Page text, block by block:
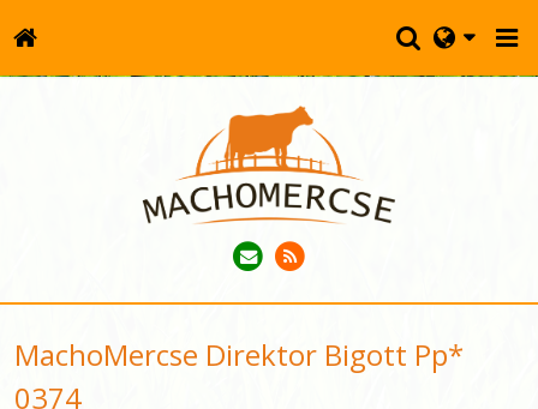
MachoMercse Direktor Bigott Pp*
0374